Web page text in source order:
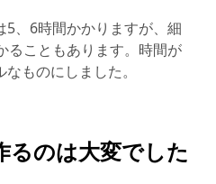
、6時間かかりますが、細
ることもあります。時間が
ものにしました。
るのは大変でした